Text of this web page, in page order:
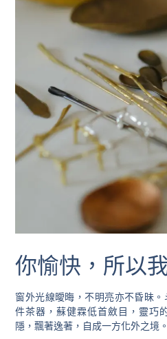
你愉快，所以
窗外光線曖晦，不明亮亦不昏昧
件茶器，蘇健霖低首斂目，靈巧
隱，飄著逸著，自成一方化外之境。